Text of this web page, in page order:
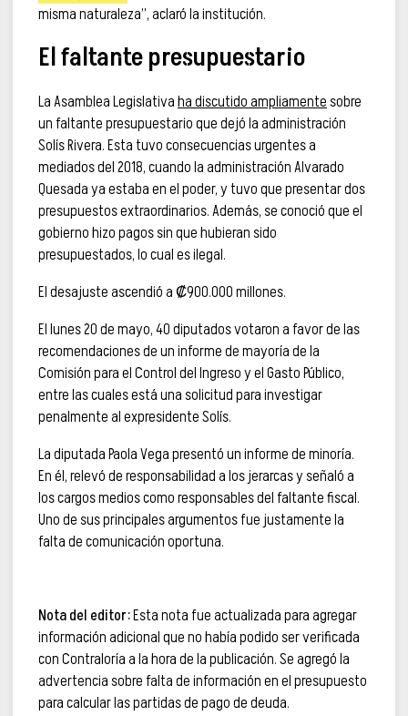
misma naturaleza”, aclaró la institución.
El faltante presupuestario
La Asamblea Legislativaha discutido ampliamentesobre
un faltante presupuestario que dejó la administración
Solís Rivera. Esta tuvo consecuencias urgentes a
mediados del 2018, cuando la administración Alvarado
Quesada ya estaba en el poder, y tuvo que presentar dos
presupuestos extraordinarios. Además, se conoció que el
gobierno hizo pagos sin que hubieran sido
presupuestados, lo cual es ilegal.
El desajuste ascendió a ₡900.000 millones.
El lunes 20 de mayo, 40 diputados votaron a favor de las
recomendaciones de un informe de mayoría de la
Comisión para el Control del Ingreso y el Gasto Público,
entre las cuales está una solicitud para investigar
penalmente al expresidente Solís.
La diputada Paola Vega presentó un informe de minoría.
En él, relevó de responsabilidad a los jerarcas y señaló a
los cargos medios como responsables del faltante fiscal.
Uno de sus principales argumentos fue justamente la
falta de comunicación oportuna.
Nota del editor:Esta nota fue actualizada para agregar
información adicional que no había podido ser verificada
con Contraloría a la hora de la publicación. Se agregó la
advertencia sobre falta de información en el presupuesto
para calcular las partidas de pago de deuda.